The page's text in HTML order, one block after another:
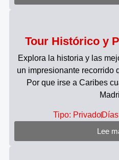
Tour Histórico y
Explora la historia y las
un impresionante recorrido
Por que irse a Caribes
Tipo: Privado
Lee